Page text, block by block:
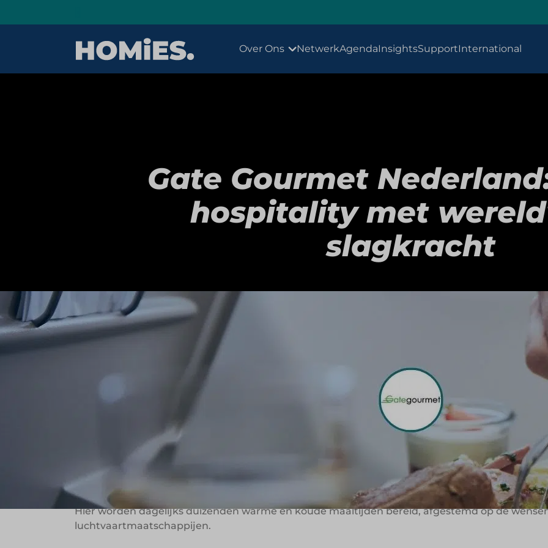
Over Ons NetwerkAgendaInsightsSupportInternational
Gate Gourmet
hospitality met
slagkracht
Gate Gourmet Nederland verzorgt dagelijks duizenden maaltijden voor intercontinentale
deel uit van het Zwitserse Gategroup, een wereldwijde speler in inflight en travel catering.
luchthaven levert Gate Gourmet niet alleen versbereide maaltijden, maar ook volledige
luchtvaartmaatschappijen. De inzet is helder: reizigers een moment van comfort en kwaliteit
Beleving begint aan boord
Gate Gourmet ziet inflight catering als een kans om reizigers te raken. Het gaat niet alleen
positieve emoties tijdens het reizen. Die visie is terug te zien in elk aspect van de
timing tot hygiëne. In Nederland gebeurt dit vanuit twee gespecialiseerde locaties bij
Hier worden dagelijks duizenden warme en koude maaltijden bereid, afgestemd op de
luchtvaartmaatschappijen.